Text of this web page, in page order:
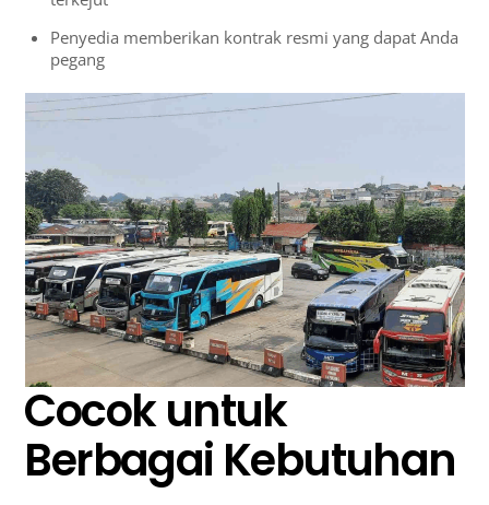
Penyedia memberikan kontrak resmi yang dapat Anda
pegang
Cocok untuk
Berbagai Kebutuhan